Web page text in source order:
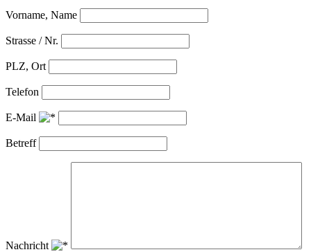
Vorname, Name
Strasse / Nr.
PLZ, Ort
Telefon
E-Mail
Betreff
Nachricht